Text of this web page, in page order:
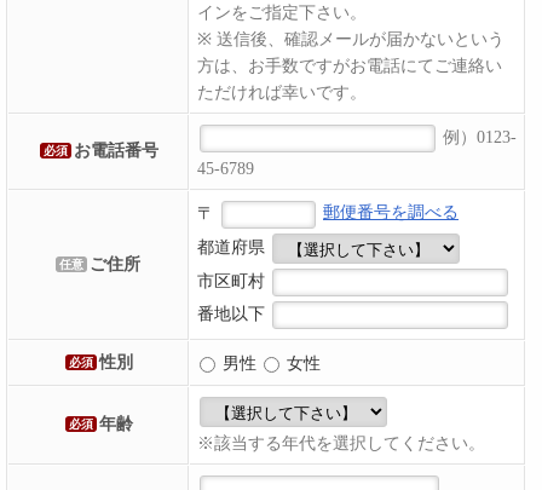
インをご指定下さい。
※ 送信後、確認メールが届かないという
方は、お手数ですがお電話にてご連絡い
ただければ幸いです。
必須 お電話番号
例）0123-
45-6789
任意 ご住所
〒
郵便番号を調べる
都道府県
市区町村
番地以下
必須 性別 男性 女性
必須 年齢
※該当する年代を選択してください。